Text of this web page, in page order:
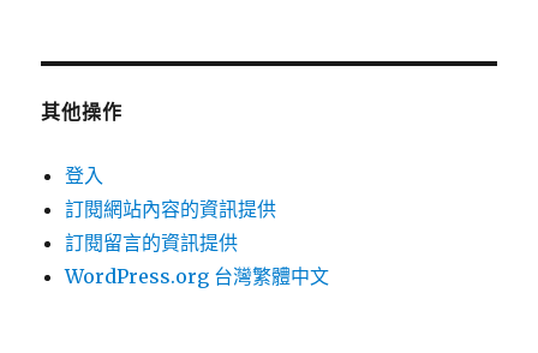
其他操作
登入
訂閱網站內容的資訊提供
訂閱留言的資訊提供
WordPress.org 台灣繁體中文